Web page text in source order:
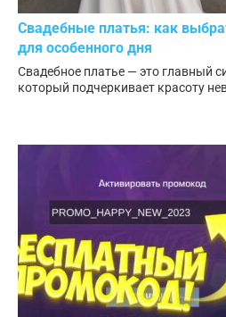
Свадебные платья: как
для особенного дня
Свадебное платье — это главный
который подчеркивает красоту